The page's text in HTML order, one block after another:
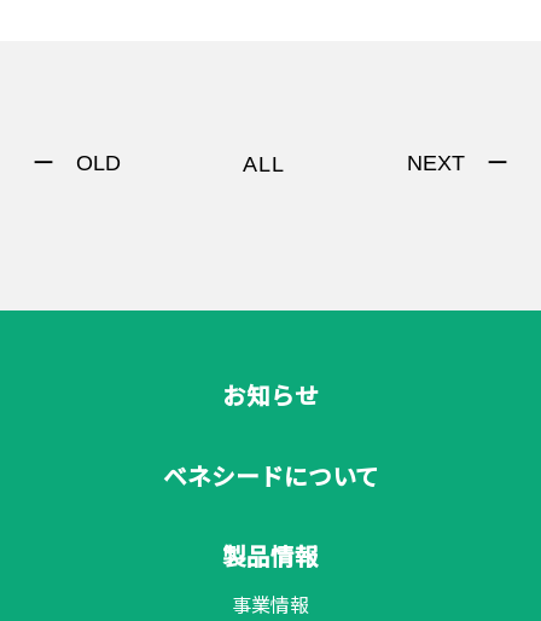
ー OLD ALL NEXT ー
お知らせ
ベネシードについて
製品情報
事業情報